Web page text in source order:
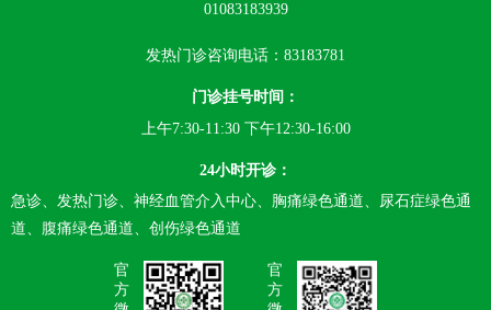
01083183939
发热门诊咨询电话：83183781
门诊挂号时间：
上午7:30-11:30 下午12:30-16:00
24小时开诊：
急诊、发热门诊、神经血管介入中心、胸痛绿色通道、尿石症绿色通
道、腹痛绿色通道、创伤绿色通道
官
方
官
方